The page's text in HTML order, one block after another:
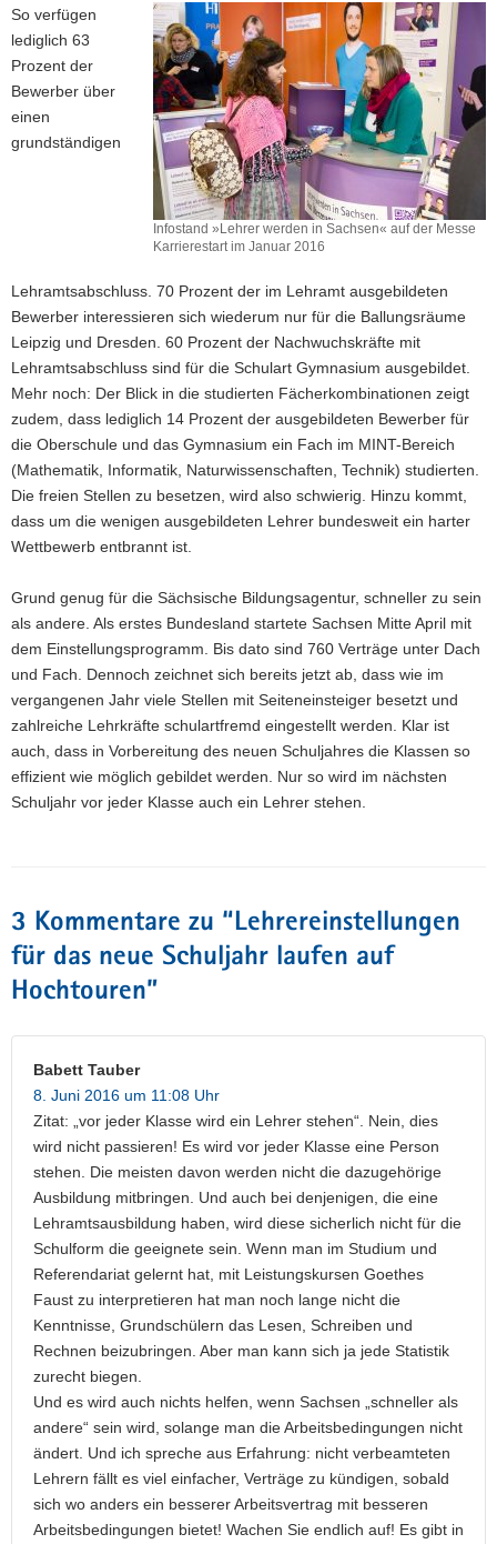
Infostand »Lehrer werden in Sachsen« auf der Messe
Karrierestart im Januar 2016
So verfügen
lediglich 63
Prozent der
Bewerber über
einen
grundständigen
Lehramtsabschluss. 70 Prozent der im Lehramt ausgebildeten
Bewerber interessieren sich wiederum nur für die Ballungsräume
Leipzig und Dresden. 60 Prozent der Nachwuchskräfte mit
Lehramtsabschluss sind für die Schulart Gymnasium ausgebildet.
Mehr noch: Der Blick in die studierten Fächerkombinationen zeigt
zudem, dass lediglich 14 Prozent der ausgebildeten Bewerber für
die Oberschule und das Gymnasium ein Fach im MINT-Bereich
(Mathematik, Informatik, Naturwissenschaften, Technik) studierten.
Die freien Stellen zu besetzen, wird also schwierig. Hinzu kommt,
dass um die wenigen ausgebildeten Lehrer bundesweit ein harter
Wettbewerb entbrannt ist.
Grund genug für die Sächsische Bildungsagentur, schneller zu sein
als andere. Als erstes Bundesland startete Sachsen Mitte April mit
dem Einstellungsprogramm. Bis dato sind 760 Verträge unter Dach
und Fach. Dennoch zeichnet sich bereits jetzt ab, dass wie im
vergangenen Jahr viele Stellen mit Seiteneinsteiger besetzt und
zahlreiche Lehrkräfte schulartfremd eingestellt werden. Klar ist
auch, dass in Vorbereitung des neuen Schuljahres die Klassen so
effizient wie möglich gebildet werden. Nur so wird im nächsten
Schuljahr vor jeder Klasse auch ein Lehrer stehen.
3 Kommentare zu “Lehrereinstellungen
für das neue Schuljahr laufen auf
Hochtouren”
Babett Tauber
8. Juni 2016 um 11:08 Uhr
Zitat: „vor jeder Klasse wird ein Lehrer stehen“. Nein, dies
wird nicht passieren! Es wird vor jeder Klasse eine Person
stehen. Die meisten davon werden nicht die dazugehörige
Ausbildung mitbringen. Und auch bei denjenigen, die eine
Lehramtsausbildung haben, wird diese sicherlich nicht für die
Schulform die geeignete sein. Wenn man im Studium und
Referendariat gelernt hat, mit Leistungskursen Goethes
Faust zu interpretieren hat man noch lange nicht die
Kenntnisse, Grundschülern das Lesen, Schreiben und
Rechnen beizubringen. Aber man kann sich ja jede Statistik
zurecht biegen.
Und es wird auch nichts helfen, wenn Sachsen „schneller als
andere“ sein wird, solange man die Arbeitsbedingungen nicht
ändert. Und ich spreche aus Erfahrung: nicht verbeamteten
Lehrern fällt es viel einfacher, Verträge zu kündigen, sobald
sich wo anders ein besserer Arbeitsvertrag mit besseren
Arbeitsbedingungen bietet! Wachen Sie endlich auf! Es gibt in